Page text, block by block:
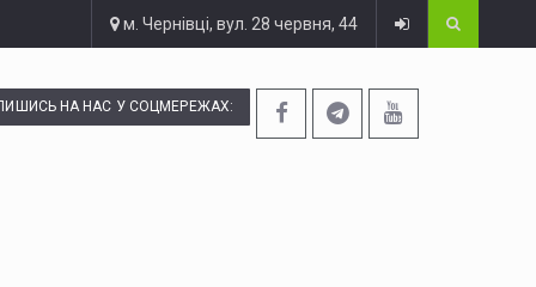
м. Чернівці, вул. 28 червня, 44
НА НАС У СОЦМЕРЕЖАХ: